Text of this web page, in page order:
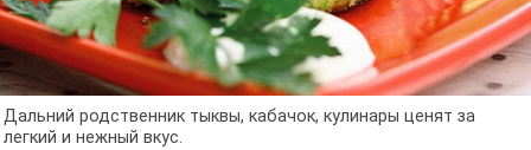
Дальний родственник тыквы, кабачок, кулинары ценят за
легкий и нежный вкус.